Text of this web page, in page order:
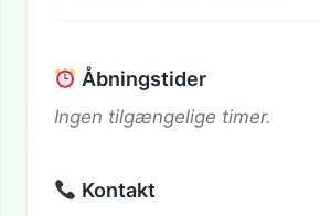
Åbningstider
Ingen tilgængelige timer.
Kontakt